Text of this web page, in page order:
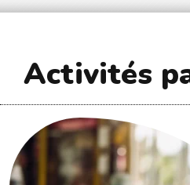
Activités